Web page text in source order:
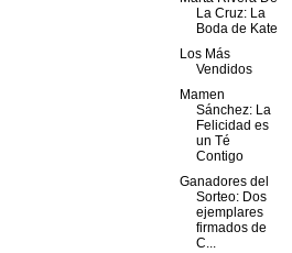
La Cruz: La
Boda de Kate
Los Más
Vendidos
Mamen
Sánchez: La
Felicidad es
un Té
Contigo
Ganadores del
Sorteo: Dos
ejemplares
firmados de
C...